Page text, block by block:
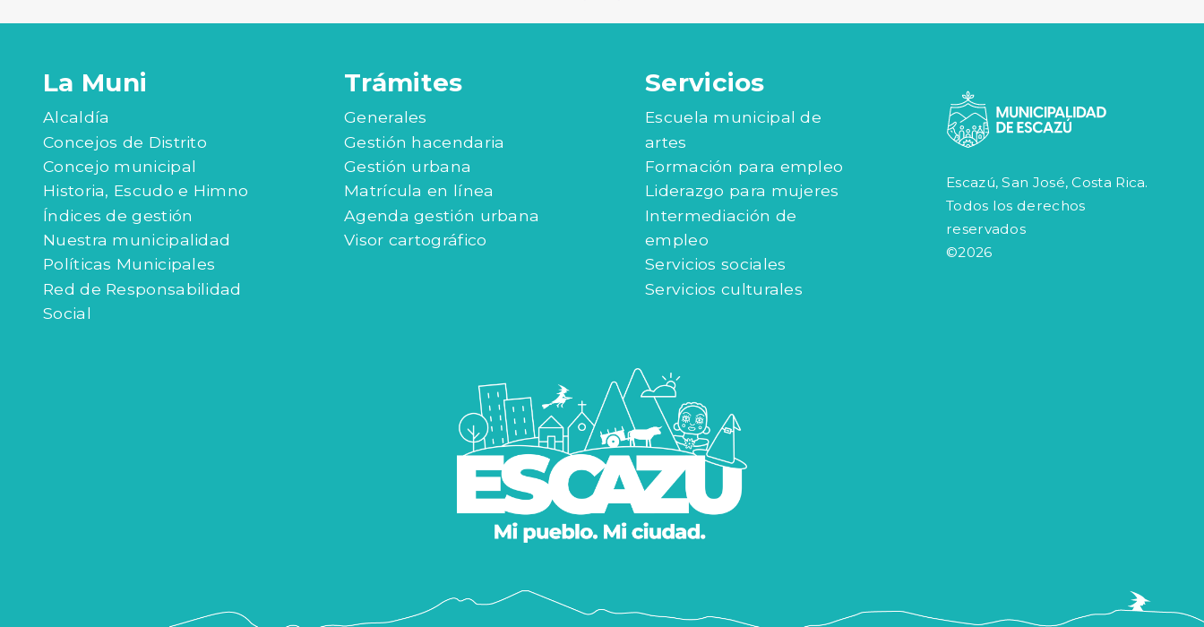
La Muni
Alcaldía
Concejos de Distrito
Concejo municipal
Historia, Escudo e Himno
Índices de gestión
Nuestra municipalidad
Políticas Municipales
Red de Responsabilidad
Social
Trámites
Generales
Gestión hacendaria
Gestión urbana
Matrícula en línea
Agenda gestión urbana
Visor cartográfico
Servicios
Escuela municipal de
artes
Formación para empleo
Liderazgo para mujeres
Intermediación de
empleo
Servicios sociales
Servicios culturales
Escazú, San José, Costa Rica.
Todos los derechos
reservados
©2026